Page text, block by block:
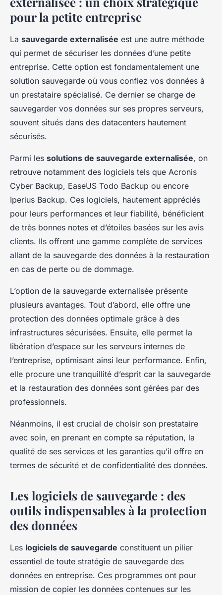
pour la petite entreprise
La sauvegarde externalisée est une autre méthode
qui permet de sécuriser les données d’une petite
entreprise. Cette option est fondamentalement une
solution sauvegarde où vous confiez vos données à
un prestataire spécialisé. Ce dernier se charge de
sauvegarder vos données sur ses propres serveurs,
souvent situés dans des datacenters hautement
sécurisés.
Parmi les solutions de sauvegarde externalisée, on
retrouve notamment des logiciels tels que Acronis
Cyber Backup, EaseUS Todo Backup ou encore
Iperius Backup. Ces logiciels, hautement appréciés
pour leurs performances et leur fiabilité, bénéficient
de très bonnes notes et d’étoiles basées sur les avis
clients. Ils offrent une gamme complète de services
allant de la sauvegarde des données à la restauration
en cas de perte ou de dommage.
L’option de la sauvegarde externalisée présente
plusieurs avantages. Tout d’abord, elle offre une
protection des données optimale grâce à des
infrastructures sécurisées. Ensuite, elle permet la
libération d’espace sur les serveurs internes de
l’entreprise, optimisant ainsi leur performance. Enfin,
elle procure une tranquillité d’esprit car la sauvegarde
et la restauration des données sont gérées par des
professionnels.
Néanmoins, il est crucial de choisir son prestataire
avec soin, en prenant en compte sa réputation, la
qualité de ses services et les garanties qu’il offre en
termes de sécurité et de confidentialité des données.
Les logiciels de sauvegarde : des
outils indispensables à la protection
des données
Les logiciels de sauvegarde constituent un pilier
essentiel de toute stratégie de sauvegarde des
données en entreprise. Ces programmes ont pour
mission de copier les données contenues sur les